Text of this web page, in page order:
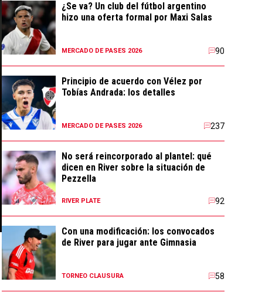
¿Se va? Un club del fútbol argentino
hizo una oferta formal por Maxi Salas
MERCADO DE PASES 2026 90
Principio de acuerdo con Vélez por
Tobías Andrada: los detalles
MERCADO DE PASES 2026 237
No será reincorporado al plantel: qué
dicen en River sobre la situación de
Pezzella
RIVER PLATE 92
Con una modificación: los convocados
de River para jugar ante Gimnasia
TORNEO CLAUSURA 58